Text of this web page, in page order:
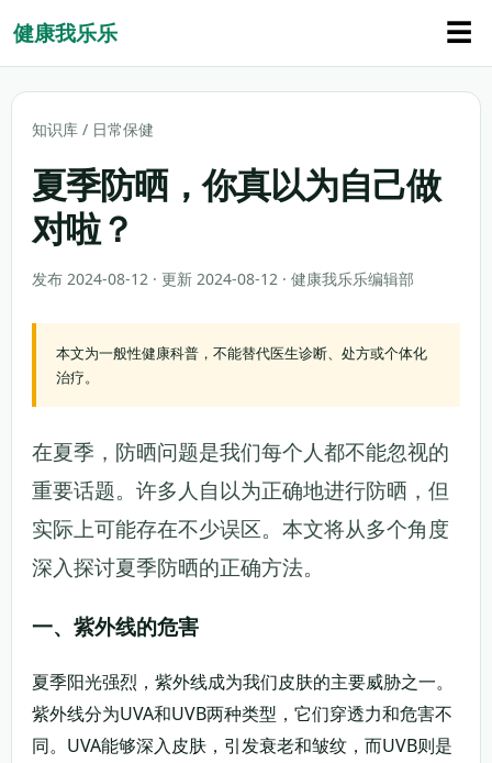
健康我乐乐 ☰
知识库 / 日常保健
夏季防晒，你真以为自己做
对啦？
发布 2024-08-12 · 更新 2024-08-12 · 健康我乐乐编辑部
本文为一般性健康科普，不能替代医生诊断、处方或个体化
治疗。
在夏季，防晒问题是我们每个人都不能忽视的
重要话题。许多人自以为正确地进行防晒，但
实际上可能存在不少误区。本文将从多个角度
深入探讨夏季防晒的正确方法。
一、紫外线的危害
夏季阳光强烈，紫外线成为我们皮肤的主要威胁之一。
紫外线分为UVA和UVB两种类型，它们穿透力和危害不
同。UVA能够深入皮肤，引发衰老和皱纹，而UVB则是